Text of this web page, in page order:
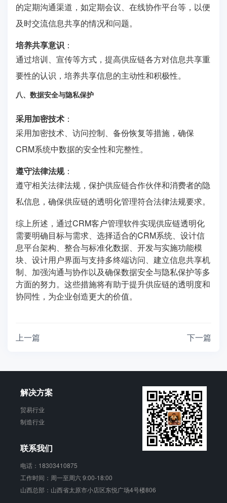
的定期沟通渠道，如定期会议、在线协作平台等，以便
及时交流信息共享的情况和问题。
培养共享意识 ：
通过培训、宣传等方式，提高供应链各方对信息共享重
要性的认识，培养共享信息的主动性和积极性。
八、数据安全与隐私保护
采用加密技术 ：
采用加密技术、访问控制、备份恢复等措施，确保
CRM系统中数据的安全性和完整性。
遵守法律法规：
遵守相关法律法规，保护供应链合作伙伴和消费者的隐
私信息，确保供应链的透明化管理符合法律法规要求。
综上所述，通过CRM客户管理软件实现供应链透明化
需要明确目标与需求、选择适合的CRM系统、设计信
息平台架构、整合与标准化数据、开发与实施功能模
块、设计用户界面与支持多终端访问、建立信息共享机
制、加强沟通与协作以及确保数据安全与隐私保护等多
方面的努力。这些措施将有助于提升供应链的透明度和
协同性，为企业创造更大的价值。
上一篇 下一篇
解决方案
贸易行业
制造行业
联系我们
电话：18303410875
工作时间：周一至周六 9:00-18:00
山西总部：山西省太原市小店区东悦广场4号楼806